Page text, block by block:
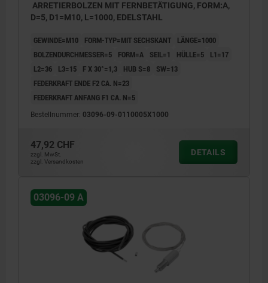
ARRETIERBOLZEN MIT FERNBETÄTIGUNG, FORM:A,
D=5, D1=M10, L=1000, EDELSTAHL
GEWINDE=M10 FORM-TYP=MIT SECHSKANT
LÄNGE=1000
BOLZENDURCHMESSER=5
FORM=A SEIL=1 HÜLLE=5
L1=17
L2=36
L3=15 F X 30°=1,3 HUB S=8
SW=13
FEDERKRAFT ENDE F2 CA. N=23
FEDERKRAFT ANFANG F1 CA. N=5
Bestellnummer: 03096-09-0110005X1000
47,92 CHF
zzgl. MwSt.
zzgl. Versandkosten
DETAILS
03096-09 A